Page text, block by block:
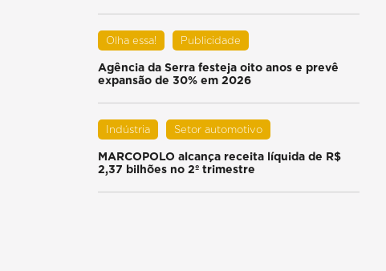
Olha essa! Publicidade
Agência da Serra festeja oito anos e prevê
expansão de 30% em 2026
Indústria Setor automotivo
MARCOPOLO alcança receita líquida de R$
2,37 bilhões no 2º trimestre